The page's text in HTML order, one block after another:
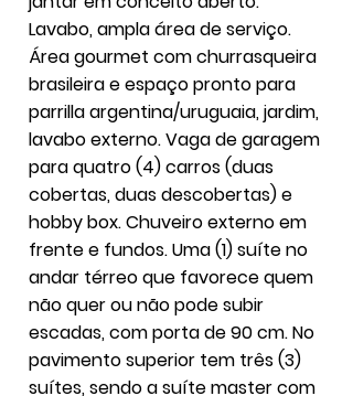
Lavabo, ampla área de serviço.
Área gourmet com churrasqueira
brasileira e espaço pronto para
parrilla argentina/uruguaia, jardim,
lavabo externo. Vaga de garagem
para quatro (4) carros (duas
cobertas, duas descobertas) e
hobby box. Chuveiro externo em
frente e fundos. Uma (1) suíte no
andar térreo que favorece quem
não quer ou não pode subir
escadas, com porta de 90 cm. No
pavimento superior tem três (3)
suítes, sendo a suíte master com